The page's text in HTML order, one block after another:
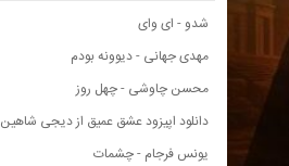
شدو - ای وای
مهدی جهانی - دیوونه بودم
محسن چاوشی - چهل روز
دانلود اپیزود عشق عمیق از دیجی شاهین
یونس فرجام - چشمات